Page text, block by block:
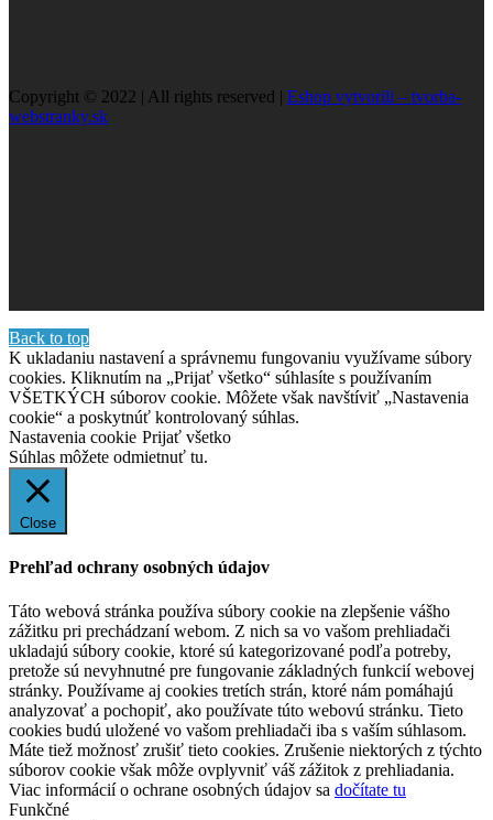
Copyright © 2022 | All rights reserved | Eshop vytvorili – tvorba-
webstranky.sk
Back to top
K ukladaniu nastavení a správnemu fungovaniu využívame súbory
cookies. Kliknutím na „Prijať všetko“ súhlasíte s používaním
VŠETKÝCH súborov cookie. Môžete však navštíviť „Nastavenia
cookie“ a poskytnúť kontrolovaný súhlas.
Nastavenia cookie Prijať všetko
Súhlas môžete odmietnuť tu.
Close
Prehľad ochrany osobných údajov
Táto webová stránka používa súbory cookie na zlepšenie vášho
zážitku pri prechádzaní webom. Z nich sa vo vašom prehliadači
ukladajú súbory cookie, ktoré sú kategorizované podľa potreby,
pretože sú nevyhnutné pre fungovanie základných funkcií webovej
stránky. Používame aj cookies tretích strán, ktoré nám pomáhajú
analyzovať a pochopiť, ako používate túto webovú stránku. Tieto
cookies budú uložené vo vašom prehliadači iba s vaším súhlasom.
Máte tiež možnosť zrušiť tieto cookies. Zrušenie niektorých z týchto
súborov cookie však môže ovplyvniť váš zážitok z prehliadania.
Viac informácií o ochrane osobných údajov sa dočítate tu
Funkčné